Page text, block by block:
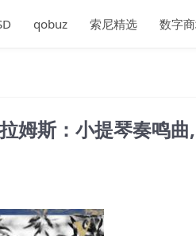
qobuz 索尼精选 数字
姆斯：小提琴奏鸣